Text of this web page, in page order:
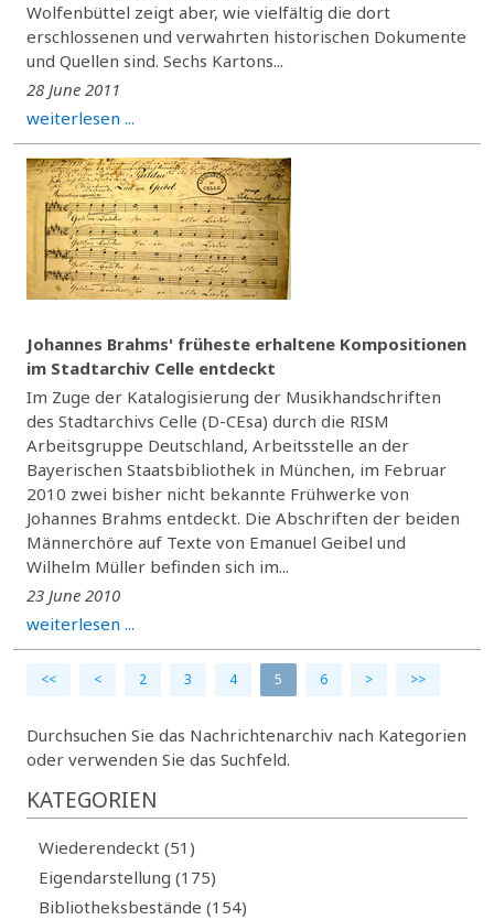
Wolfenbüttel zeigt aber, wie vielfältig die dort
erschlossenen und verwahrten historischen Dokumente
und Quellen sind. Sechs Kartons...
28 June 2011
weiterlesen ...
Johannes Brahms' früheste erhaltene Kompositionen
im Stadtarchiv Celle entdeckt
Im Zuge der Katalogisierung der Musikhandschriften
des Stadtarchivs Celle (D-CEsa) durch die RISM
Arbeitsgruppe Deutschland, Arbeitsstelle an der
Bayerischen Staatsbibliothek in München, im Februar
2010 zwei bisher nicht bekannte Frühwerke von
Johannes Brahms entdeckt. Die Abschriften der beiden
Männerchöre auf Texte von Emanuel Geibel und
Wilhelm Müller befinden sich im...
23 June 2010
weiterlesen ...
<< < 2 3 4 5 6 > >>
Durchsuchen Sie das Nachrichtenarchiv nach Kategorien
oder verwenden Sie das Suchfeld.
KATEGORIEN
Wiederendeckt (51)
Eigendarstellung (175)
Bibliotheksbestände (154)